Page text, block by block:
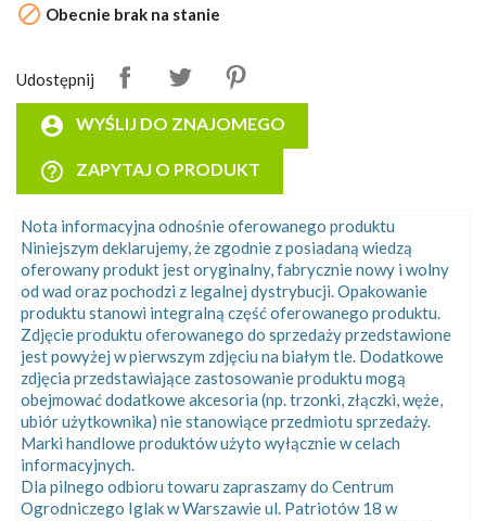
 Obecnie brak na stanie
Udostępnij
account_circle WYŚLIJ DO ZNAJOMEGO
help_outline ZAPYTAJ O PRODUKT
Nota informacyjna odnośnie oferowanego produktu
Niniejszym deklarujemy, że zgodnie z posiadaną wiedzą
oferowany produkt jest oryginalny, fabrycznie nowy i wolny
od wad oraz pochodzi z legalnej dystrybucji. Opakowanie
produktu stanowi integralną część oferowanego produktu.
Zdjęcie produktu oferowanego do sprzedaży przedstawione
jest powyżej w pierwszym zdjęciu na białym tle. Dodatkowe
zdjęcia przedstawiające zastosowanie produktu mogą
obejmować dodatkowe akcesoria (np. trzonki, złączki, węże,
ubiór użytkownika) nie stanowiące przedmiotu sprzedaży.
Marki handlowe produktów użyto wyłącznie w celach
informacyjnych.
Dla pilnego odbioru towaru zapraszamy do Centrum
Ogrodniczego Iglak w Warszawie ul. Patriotów 18 w